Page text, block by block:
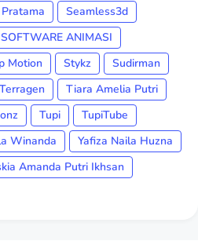
Seamless3d
SOFTWARE ANIMASI
Motion Stykz
Sudirman
Terragen
Tiara Amelia Putri
Tupi
TupiTube
Winanda
Yafiza Naila Huzna
Amanda Putri Ikhsan